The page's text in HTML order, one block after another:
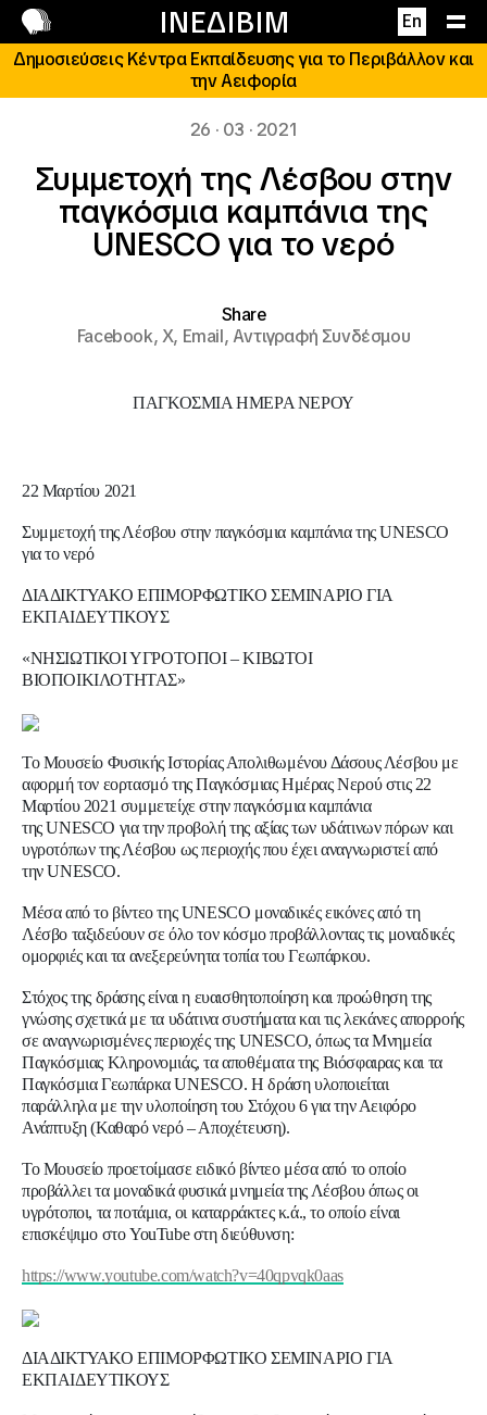
ΙΝΕΔΙΒΙΜ En
Επικοινωνία
Δημοσιεύσεις Κέντρα Εκπαίδευσης για το Περιβάλλον και
την Αειφορία
26 · 03 · 2021
Συμμετοχή της Λέσβου στην
παγκόσμια καμπάνια της
UNESCO για το νερό
Share
Facebook,X, Email,Αντιγραφή Συνδέσμου
ΠΑΓΚΟΣΜΙΑ ΗΜΕΡΑ ΝΕΡΟΥ
22 Μαρτίου 2021
Συμμετοχή της Λέσβου στην παγκόσμια καμπάνια της UNESCO
για το νερό
ΔΙΑΔΙΚΤΥΑΚΟ ΕΠΙΜΟΡΦΩΤΙΚΟ ΣΕΜΙΝΑΡΙΟ ΓΙΑ
ΕΚΠΑΙΔΕΥΤΙΚΟΥΣ
«ΝΗΣΙΩΤΙΚΟΙ ΥΓΡΟΤΟΠΟΙ – ΚΙΒΩΤΟΙ
ΒΙΟΠΟΙΚΙΛΟΤΗΤΑΣ»
Το Μουσείο Φυσικής Ιστορίας Απολιθωμένου Δάσους Λέσβου με
αφορμή τον εορτασμό της Παγκόσμιας Ημέρας Νερού στις 22
Μαρτίου 2021 συμμετείχε στην παγκόσμια καμπάνια
τηςUNESCO για την προβολή της αξίας των υδάτινων πόρων και
υγροτόπων της Λέσβου ως περιοχής που έχει αναγνωριστεί από
τηνUNESCO.
Μέσα από το βίντεο τηςUNESCO μοναδικές εικόνες από τη
Λέσβο ταξιδεύουνσε όλο τον κόσμο προβάλλοντας τις μοναδικές
ομορφιές και τα ανεξερεύνητα τοπία του Γεωπάρκου.
Στόχος της δράσης είναι η ευαισθητοποίηση και προώθηση της
γνώσης σχετικά με τα υδάτινα συστήματα και τις λεκάνες απορροής
σε αναγνωρισμένες περιοχές της UNESCO, όπως τα Μνημεία
Παγκόσμιας Κληρονομιάς, τα αποθέματα της Βιόσφαιρας και τα
Παγκόσμια ΓεωπάρκαUNESCO. Η δράση υλοποιείται
παράλληλα με την υλοποίηση του Στόχου 6 για την Αειφόρο
Ανάπτυξη (Καθαρό νερό – Αποχέτευση).
Το Μουσείο προετοίμασε ειδικό βίντεο μέσα από το οποίο
προβάλλει τα μοναδικά φυσικά μνημεία της Λέσβου όπως οι
υγρότοποι, τα ποτάμια, οι καταρράκτες κ.ά.,το οποίο είναι
επισκέψιμο στοYouTubeστη διεύθυνση:
https://www.youtube.com/watch?v=40qpvqk0aas
ΔΙΑΔΙΚΤΥΑΚΟ ΕΠΙΜΟΡΦΩΤΙΚΟ ΣΕΜΙΝΑΡΙΟ ΓΙΑ
ΕΚΠΑΙΔΕΥΤΙΚΟΥΣ